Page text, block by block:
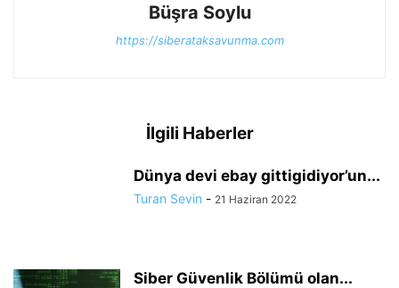
Büşra Soylu
https://siberataksavunma.com
İlgili Haberler
Dünya devi ebay gittigidiyor’un...
Turan Sevin - 21 Haziran 2022
Siber Güvenlik Bölümü olan...